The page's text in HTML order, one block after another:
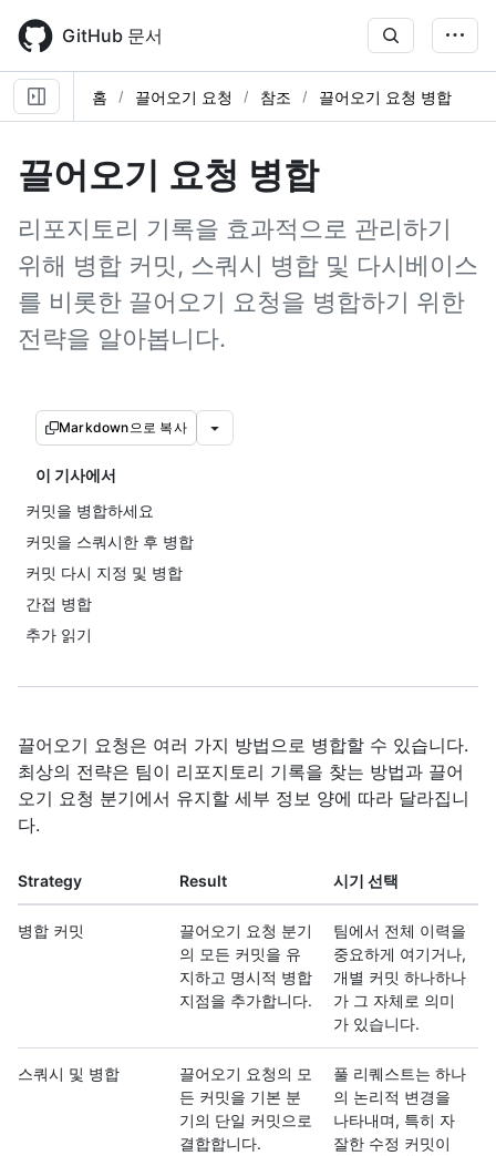
main
content
GitHub 문서
홈 끌어오기 요청 참조 끌어오기 요청 병합
끌어오기 요청 병합
리포지토리 기록을 효과적으로 관리하기
위해 병합 커밋, 스쿼시 병합 및 다시베이스
를 비롯한 끌어오기 요청을 병합하기 위한
전략을 알아봅니다.
Markdown으로 복사
이 기사에서
커밋을 병합하세요
커밋을 스쿼시한 후 병합
커밋 다시 지정 및 병합
간접 병합
추가 읽기
끌어오기 요청은 여러 가지 방법으로 병합할 수 있습니다.
최상의 전략은 팀이 리포지토리 기록을 찾는 방법과 끌어
오기 요청 분기에서 유지할 세부 정보 양에 따라 달라집니
다.
Strategy Result 시기 선택
병합 커밋
끌어오기 요청 분기
의 모든 커밋을 유
지하고 명시적 병합
지점을 추가합니다.
팀에서 전체 이력을
중요하게 여기거나,
개별 커밋 하나하나
가 그 자체로 의미
가 있습니다.
스쿼시 및 병합
끌어오기 요청의 모
든 커밋을 기본 분
기의 단일 커밋으로
결합합니다.
풀 리퀘스트는 하나
의 논리적 변경을
나타내며, 특히 자
잘한 수정 커밋이